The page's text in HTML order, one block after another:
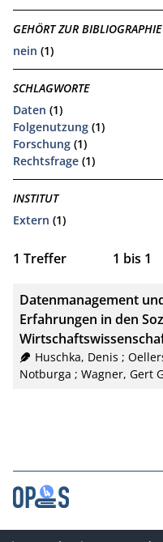
GEHÖRT ZUR BIBLIOGRAPHIE
nein (1)
SCHLAGWORTE
Daten (1)
Folgenutzung (1)
Forschung (1)
Rechtsfrage (1)
INSTITUT
Extern (1)
1 Treffer 1 bis 1
Datenmanagement
Erfahrungen in den
Huschka, Denis ;
Notburga ; Wagner, Gert
Kontakt